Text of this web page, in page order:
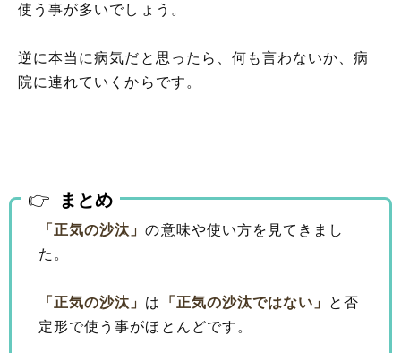
使う事が多いでしょう。
逆に本当に病気だと思ったら、何も言わないか、病
院に連れていくからです。
まとめ
「正気の沙汰」の意味や使い方を見てきまし
た。
「正気の沙汰」 は 「正気の沙汰ではない」
と否
定形で使う事がほとんどです。